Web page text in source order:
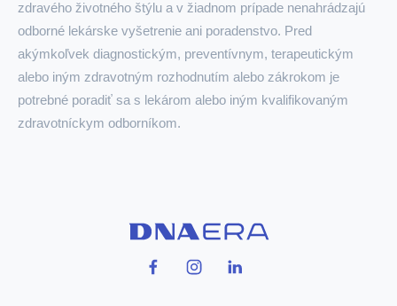
zdravého životného štýlu a v žiadnom prípade nenahrádzajú
odborné lekárske vyšetrenie ani poradenstvo. Pred
akýmkoľvek diagnostickým, preventívnym, terapeutickým
alebo iným zdravotným rozhodnutím alebo zákrokom je
potrebné poradiť sa s lekárom alebo iným kvalifikovaným
zdravotníckym odborníkom.